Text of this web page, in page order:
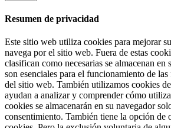
Resumen de privacidad
Este sitio web utiliza cookies para mejorar
navega por el sitio web. Fuera de estas
clasifican como necesarias se almacenan en
son esenciales para el funcionamiento de
del sitio web. También utilizamos cookies
ayudan a analizar y comprender cómo
cookies se almacenarán en su navegador
consentimiento. También tiene la opción de